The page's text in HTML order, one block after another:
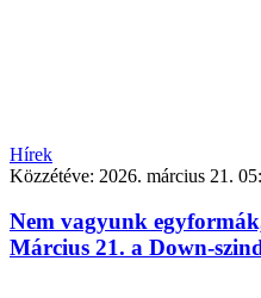
Hírek
Közzétéve: 2026. március 21.
Nem vagyunk
Március 21. a Down-